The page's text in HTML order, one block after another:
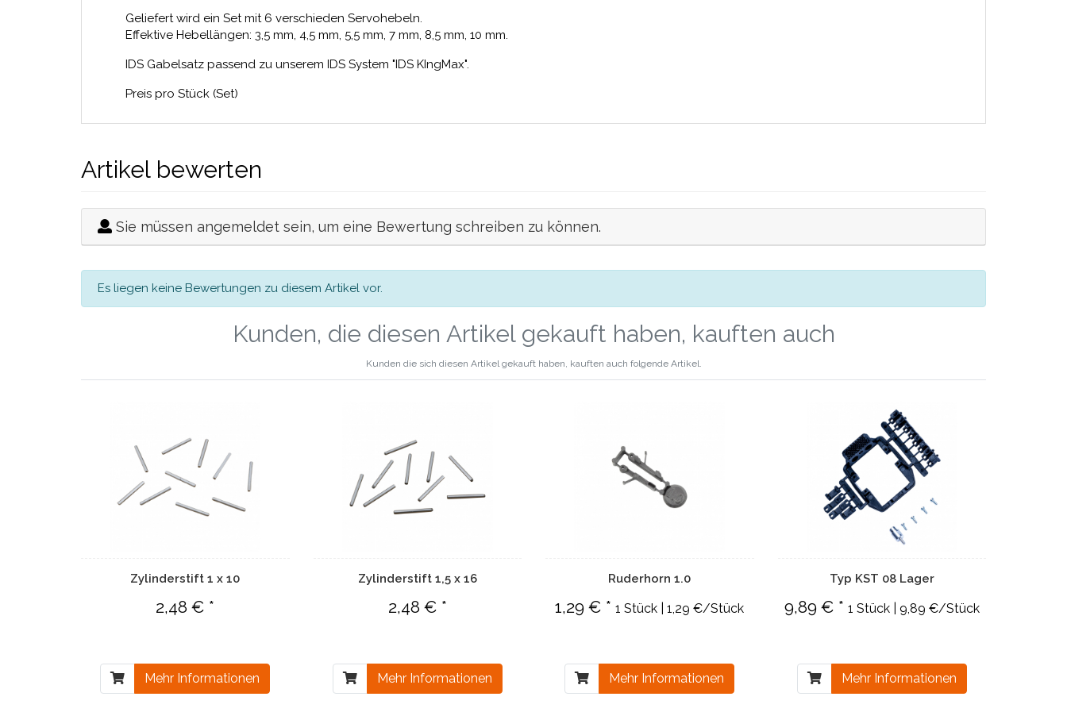
Geliefert wird ein Set mit 6 verschieden Servohebeln.
Effektive Hebellängen: 3,5 mm, 4,5 mm, 5,5 mm, 7 mm, 8,5 mm, 10 mm.
IDS Gabelsatz passend zu unserem IDS System "IDS KIngMax".
Preis pro Stück (Set)
Artikel bewerten
Sie müssen angemeldet sein, um eine Bewertung schreiben zu können.
Es liegen keine Bewertungen zu diesem Artikel vor.
Kunden, die diesen Artikel gekauft haben, kauften auch
Kunden die sich diesen Artikel gekauft haben, kauften auch folgende Artikel.
Zylinderstift 1 x 10
2,48 € *
Mehr Informationen
Zylinderstift 1,5 x 16
2,48 € *
Mehr Informationen
Ruderhorn 1.0
1,29 € *1 Stück | 1,29 €/Stück
Mehr Informationen
Typ KST 08 Lager
9,89 € * 1 Stück | 9,89 €/Stück
Mehr Informationen